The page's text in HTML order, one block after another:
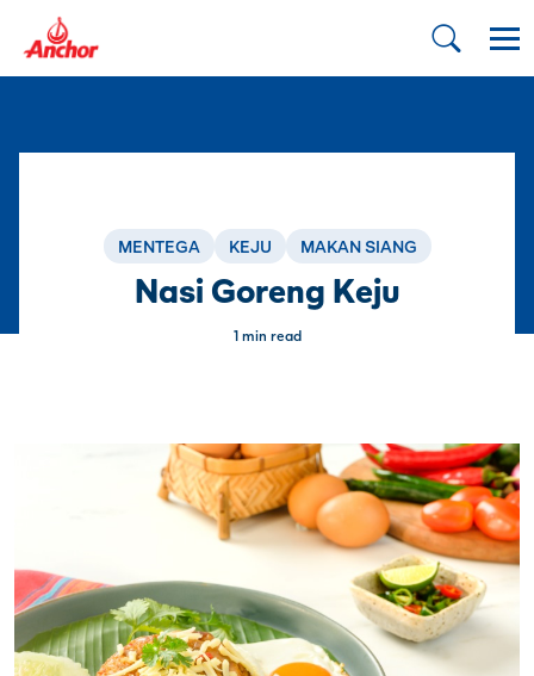
MENTEGA KEJU MAKAN SIANG
Nasi Goreng Keju
1 min read